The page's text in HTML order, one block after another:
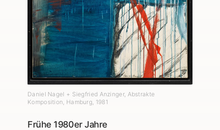
Daniel Nagel + Siegfried Anzinger, Abstrakte
Komposition, Hamburg 1981
Frühe 1980er Jahre